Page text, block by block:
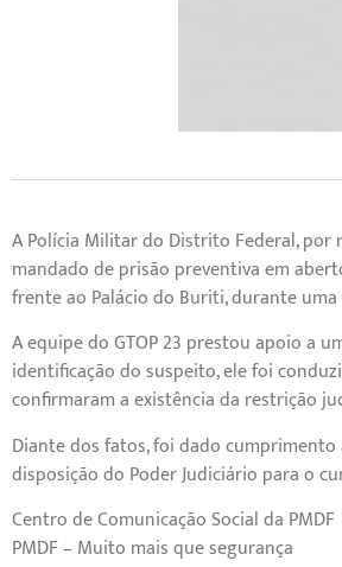
A Polícia Militar do Distrito Federal, por
mandado de prisão preventiva em
frente ao Palácio do Buriti, durante
A equipe do GTOP 23 prestou apoio a
identificação do suspeito, ele foi
confirmaram a existência da restrição
Diante dos fatos, foi dado
disposição do Poder Judiciário para o
Centro de Comunicação Social da PMDF
PMDF – Muito mais que segurança